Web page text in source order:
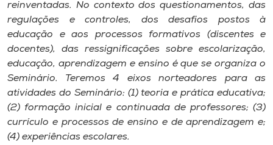
Store
Selecione
o idioma
reinventadas. No contexto dos questionamentos, das
regulações e controles, dos desafios postos à
educação e aos processos formativos (discentes e
docentes), das ressignificações sobre escolarização,
educação, aprendizagem e ensino é que se organiza o
Seminário. Teremos 4 eixos norteadores para as
atividades do Seminário: (1) teoria e prática educativa;
(2) formação inicial e continuada de professores; (3)
currículo e processos de ensino e de aprendizagem e;
(4) experiências escolares.